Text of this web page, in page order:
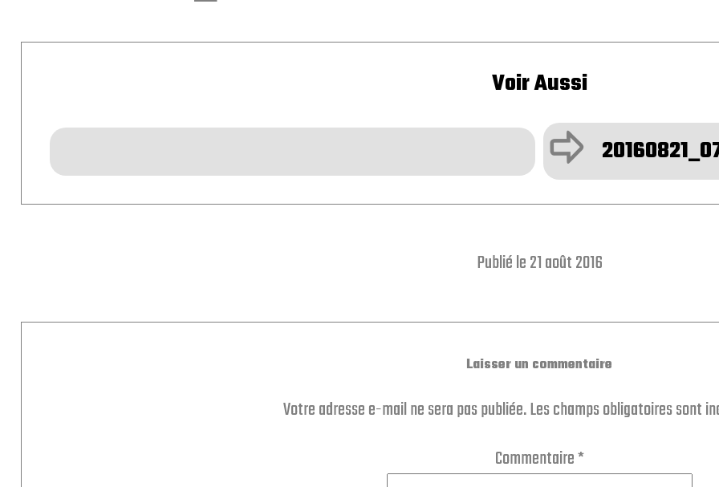
Voir Aussi
ÿ
Publié le 21 août 2016
Laisser un commentaire
Votre adresse e-mail ne sera pas publiée.Les champs obligatoires sont
Commentaire*